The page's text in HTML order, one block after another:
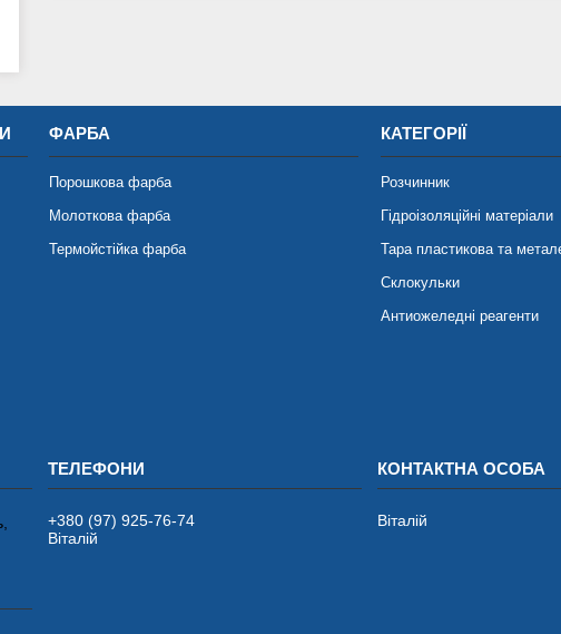
ФАРБА
Порошкова фарба
Молоткова фарба
Термойстійка фарба
КАТЕГОРІЇ
Розчинник
Гідроізоляційні матеріали
Тара пластикова та
Склокульки
Антиожеледні реагенти
+380 (97) 925-76-74
Віталій
Віталій